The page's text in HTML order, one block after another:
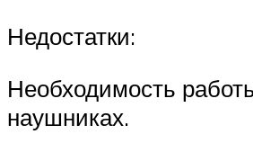
Недостатки:
Необходимость
наушниках.